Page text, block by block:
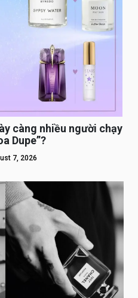
càng nhiều người chạy
Dupe”?
7, 2026